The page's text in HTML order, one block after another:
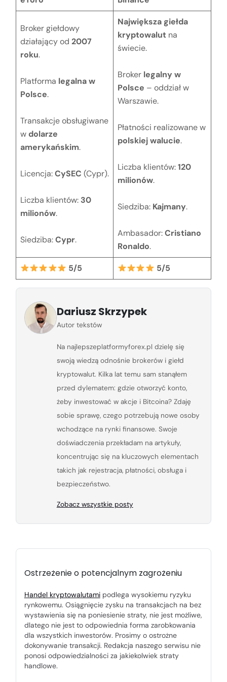
Broker giełdowy
działający od 2007
roku.
Platforma legalna w
Polsce.
Transakcje obsługiwane
wdolarze
amerykańskim.
Licencja:CySEC (Cypr).
Liczba klientów: 30
milionów.
Siedziba:Cypr.
Największa giełda
kryptowalutna
świecie.
Broker legalny w
Polsce – oddział w
Warszawie.
Płatności realizowane w
polskiej walucie.
Liczba klientów:120
milionów.
Siedziba: Kajmany.
Ambasador:Cristiano
Ronaldo.
5/5 5/5
Dariusz Skrzypek
Autor tekstów
Na najlepszeplatformyforex.pl dzielę się
swoją wiedzą odnośnie brokerów i giełd
kryptowalut. Kilka lat temu sam stanąłem
przed dylematem: gdzie otworzyć konto,
żeby inwestować w akcje i Bitcoina? Zdaję
sobie sprawę, czego potrzebują nowe osoby
wchodzące na rynki finansowe. Swoje
doświadczenia przekładam na artykuły,
koncentrując się na kluczowych elementach
takich jak rejestracja, płatności, obsługa i
bezpieczeństwo.
Zobacz wszystkie posty
Ostrzeżenie o potencjalnym zagrożeniu
Handel kryptowalutamipodlega wysokiemu ryzyku
rynkowemu. Osiągnięcie zysku na transakcjach na bez
wystawienia się na poniesienie straty, nie jest możliwe,
dlatego nie jest to odpowiednia forma zarobkowania
dla wszystkich inwestorów. Prosimy o ostrożne
dokonywanie transakcji. Redakcja naszego serwisu nie
ponosi odpowiedzialności za jakiekolwiek straty
handlowe.